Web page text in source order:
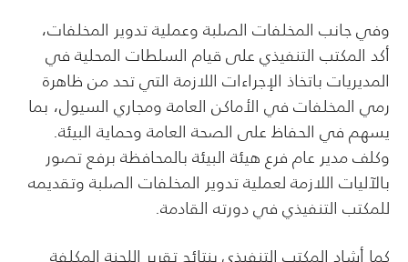
وفي جانب المخلفات الصلبة وعملية تدوير المخلفات،
أكد المكتب التنفيذي على قيام السلطات المحلية في
المديريات باتخاذ الإجراءات اللازمة التي تحد من ظاهرة
رمي المخلفات في الأماكن العامة ومجاري السيول، بما
يسهم في الحفاظ على الصحة العامة وحماية البيئة.
وكلف مدير عام فرع هيئة البيئة بالمحافظة برفع تصور
بالآليات اللازمة لعملية تدوير المخلفات الصلبة وتقديمه
للمكتب التنفيذي في دورته القادمة.
كما أشاد المكتب التنفيذي بنتائج تقرير اللجنة المكلفة